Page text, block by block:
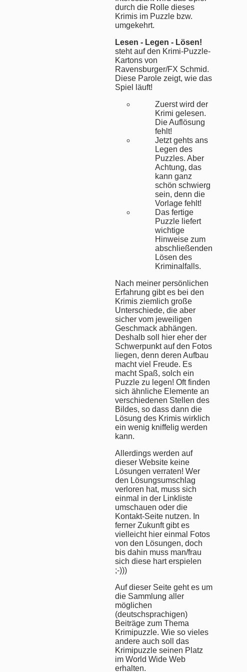
durch die Rolle dieses
Krimis im Puzzle bzw.
umgekehrt.
Lesen - Legen - Lösen!
steht auf den Krimi-Puzzle-
Kartons von
Ravensburger/FX Schmid.
Diese Parole zeigt, wie das
Spiel läuft!
Zuerst wird der
Krimi gelesen.
Die Auflösung
fehlt!
Jetzt gehts ans
Legen des
Puzzles. Aber
Achtung, das
kann ganz
schön schwierg
sein, denn die
Vorlage fehlt!
Das fertige
Puzzle liefert
wichtige
Hinweise zum
abschließenden
Lösen des
Kriminalfalls.
Nach meiner persönlichen
Erfahrung gibt es bei den
Krimis ziemlich große
Unterschiede, die aber
sicher vom jeweiligen
Geschmack abhängen.
Deshalb soll hier eher der
Schwerpunkt auf den Fotos
liegen, denn deren Aufbau
macht viel Freude. Es
macht Spaß, solch ein
Puzzle zu legen! Oft finden
sich ähnliche Elemente an
verschiedenen Stellen des
Bildes, so dass dann die
Lösung des Krimis wirklich
ein wenig kniffelig werden
kann.
Allerdings werden auf
dieser Website keine
Lösungen verraten! Wer
den Lösungsumschlag
verloren hat, muss sich
einmal in der Linkliste
umschauen oder die
Kontakt-Seite nutzen. In
ferner Zukunft gibt es
vielleicht hier einmal Fotos
von den Lösungen, doch
bis dahin muss man/frau
sich diese hart erspielen
;-)))
Auf dieser Seite geht es um
die Sammlung aller
möglichen
(deutschsprachigen)
Beiträge zum Thema
Krimipuzzle. Wie so vieles
andere auch soll das
Krimipuzzle seinen Platz
im World Wide Web
erhalten.